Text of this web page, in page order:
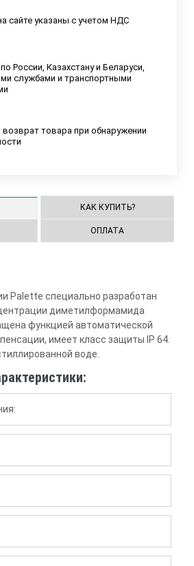
сайте указаны с учетом НДС
России, Казахстану и Беларуси,
службами и транспортными
товара при обнаружении
КАК КУПИТЬ?
ОПЛАТА
Palette специально разработан
диметилформамида
функцией автоматической
имеет класс защиты IP 64.
воде.